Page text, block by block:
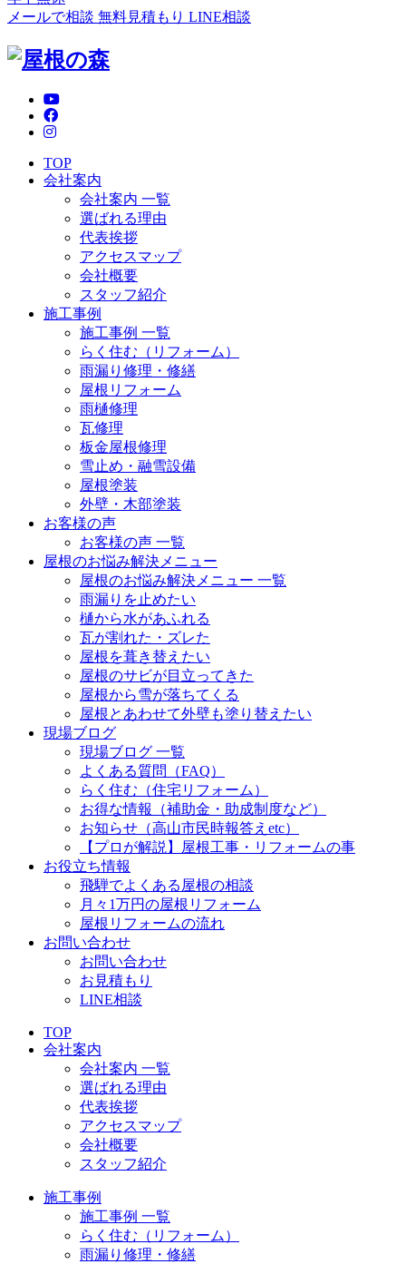
メールで相談 無料見積もり LINE相談
TOP
会社案内
会社案内 一覧
選ばれる理由
代表挨拶
アクセスマップ
会社概要
スタッフ紹介
施工事例
施工事例 一覧
らく住む（リフォーム）
雨漏り修理・修繕
屋根リフォーム
雨樋修理
瓦修理
板金屋根修理
雪止め・融雪設備
屋根塗装
外壁・木部塗装
お客様の声
お客様の声 一覧
屋根のお悩み解決メニュー
屋根のお悩み解決メニュー 一覧
雨漏りを止めたい
樋から水があふれる
瓦が割れた・ズレた
屋根を葺き替えたい
屋根のサビが目立ってきた
屋根から雪が落ちてくる
屋根とあわせて外壁も塗り替えたい
現場ブログ
現場ブログ 一覧
よくある質問（FAQ）
らく住む（住宅リフォーム）
お得な情報（補助金・助成制度など）
お知らせ（高山市民時報答えetc）
【プロが解説】屋根工事・リフォームの事
お役立ち情報
飛騨でよくある屋根の相談
月々1万円の屋根リフォーム
屋根リフォームの流れ
お問い合わせ
お問い合わせ
お見積もり
LINE相談
TOP
会社案内
会社案内 一覧
選ばれる理由
代表挨拶
アクセスマップ
会社概要
スタッフ紹介
施工事例
施工事例 一覧
らく住む（リフォーム）
雨漏り修理・修繕